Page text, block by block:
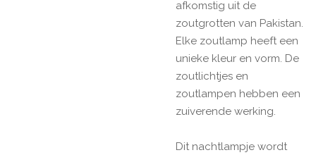
afkomstig uit de
zoutgrotten van Pakistan.
Elke zoutlamp heeft een
unieke kleur en vorm. De
zoutlichtjes en
zoutlampen hebben een
zuiverende werking.
Dit nachtlampje wordt